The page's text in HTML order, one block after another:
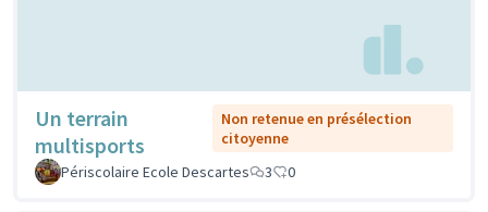
Un terrain
multisports
Non retenue en présélection
citoyenne
Périscolaire Ecole Descartes
3 0